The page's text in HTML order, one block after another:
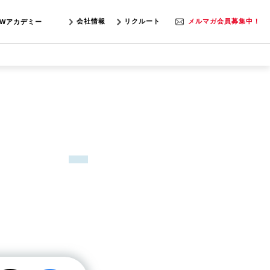
アカデミー 会社情報 リクルート メルマガ会員募集中！